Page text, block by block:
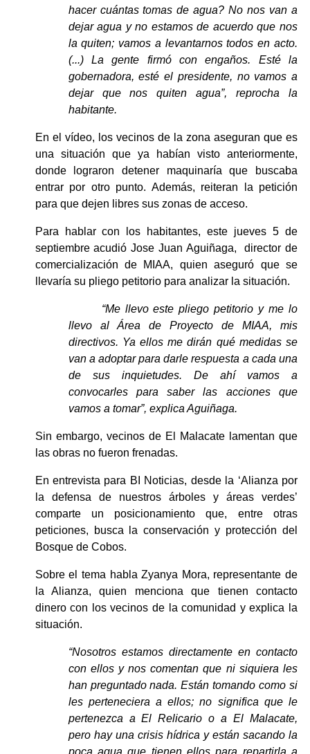
hacer cuántas tomas de agua? No nos van a
dejar agua y no estamos de acuerdo que nos
la quiten; vamos a levantarnos todos en acto.
(...) La gente firmó con engaños. Esté la
gobernadora, esté el presidente, no vamos a
dejar que nos quiten agua”, reprocha la
habitante.
En el vídeo, los vecinos de la zona aseguran que es
una situación que ya habían visto anteriormente,
donde lograron detener maquinaría que buscaba
entrar por otro punto. Además, reiteran la petición
para que dejen libres sus zonas de acceso.
Para hablar con los habitantes, este jueves 5 de
septiembre acudió Jose Juan Aguiñaga,  director de
comercialización de MIAA, quien aseguró que se
llevaría su pliego petitorio para analizar la situación.
“Me llevo este pliego petitorio y me lo
llevo al Área de Proyecto de MIAA, mis
directivos. Ya ellos me dirán qué medidas se
van a adoptar para darle respuesta a cada una
de sus inquietudes. De ahí vamos a
convocarles para saber las acciones que
vamos a tomar”, explica Aguiñaga.
Sin embargo, vecinos de El Malacate lamentan que
las obras no fueron frenadas.
En entrevista para BI Noticias, desde la ‘Alianza por
la defensa de nuestros árboles y áreas verdes’
comparte un posicionamiento que, entre otras
peticiones, busca la conservación y protección del
Bosque de Cobos.
Sobre el tema habla Zyanya Mora, representante de
la Alianza, quien menciona que tienen contacto
dinero con los vecinos de la comunidad y explica la
situación.
“Nosotros estamos directamente en contacto
con ellos y nos comentan que ni siquiera les
han preguntado nada. Están tomando como si
les perteneciera a ellos; no significa que le
pertenezca a El Relicario o a El Malacate,
pero hay una crisis hídrica y están sacando la
poca agua que tienen ellos para repartirla a